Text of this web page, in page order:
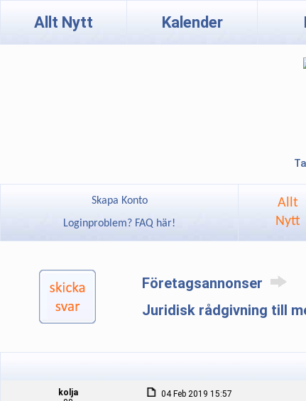
Allt Nytt Kalender
Skapa Konto
Loginproblem? FAQ här!
Allt
Nytt
Företagsannonser
Juridisk rådgivning till
kolja
04 Feb 2019 15:57